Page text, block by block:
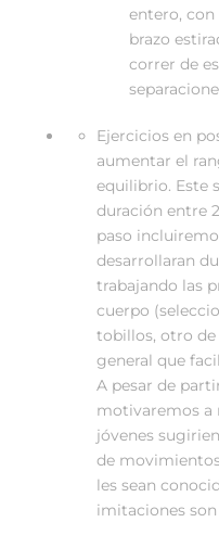
entero, con
brazo
correr de
Ejercicios en
aumentar el
equilibrio. Este
duración entre
paso
desarrollaran
trabajando las
cuerpo
tobillos, otro de
general que
A pesar de
motivaremos a
jóvenes
de
les sean
imitaciones